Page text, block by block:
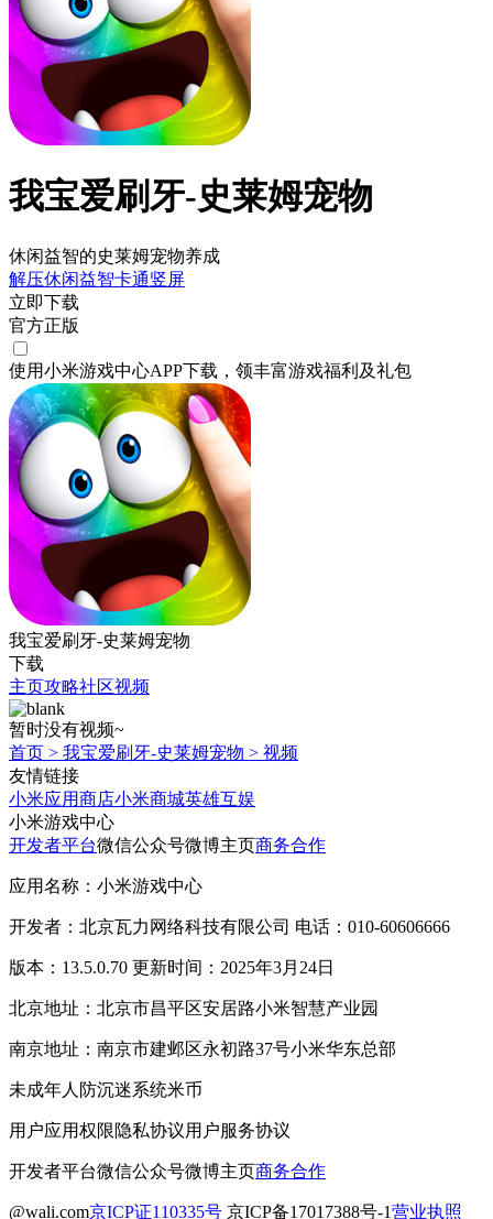
我宝爱刷牙-史莱姆宠物
休闲益智的史莱姆宠物养成
解压休闲益智卡通竖屏
立即下载
官方正版
使用小米游戏中心APP下载 ，领丰富游戏福利 及礼包
我宝爱刷牙-史莱姆宠物
下载
主页攻略社区视频
暂时没有视频~
首页 > 我宝爱刷牙-史莱姆宠物 > 视频
友情链接
小米应用商店小米商城英雄互娱
小米游戏中心
开发者平台微信公众号微博主页商务合作
应用名称：小米游戏中心
开发者：北京瓦力网络科技有限公司 电话：010-60606666
版本：13.5.0.70 更新时间：2025年3月24日
北京地址：北京市昌平区安居路小米智慧产业园
南京地址：南京市建邺区永初路37号小米华东总部
未成年人防沉迷系统米币
用户应用权限隐私协议用户服务协议
开发者平台微信公众号微博主页商务合作
@wali.com京ICP证110335号 京ICP备17017388号-1营业执照